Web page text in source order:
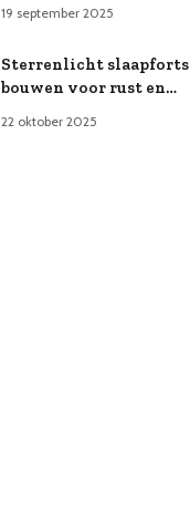
19 september 2025
Sterrenlicht slaapforts
bouwen voor rust en
22 oktober 2025